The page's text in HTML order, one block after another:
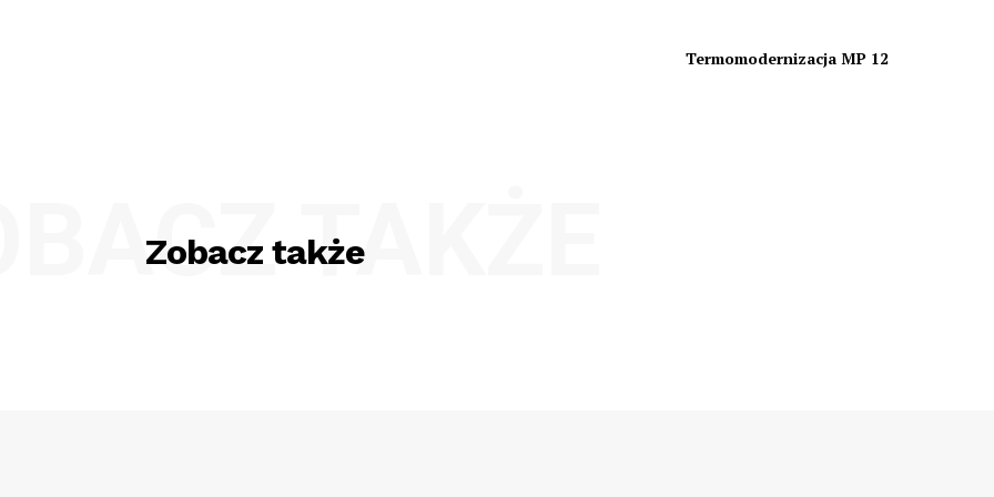
Termomodernizacja MP 12
Zobacz takżeTAKŻE